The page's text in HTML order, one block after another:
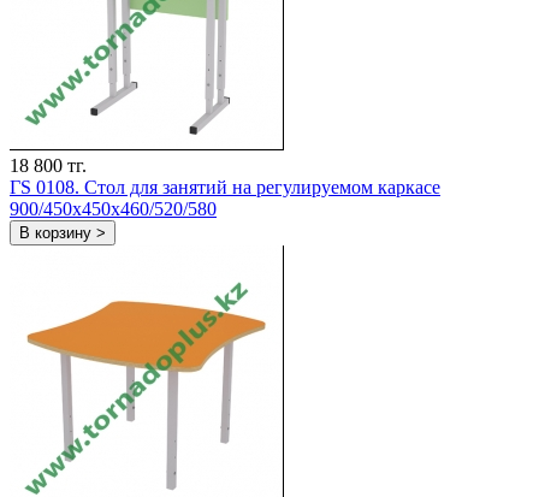
18 800 тг.
ГS 0108. Стол для занятий на регулируемом каркасе
900/450x450x460/520/580
В корзину >